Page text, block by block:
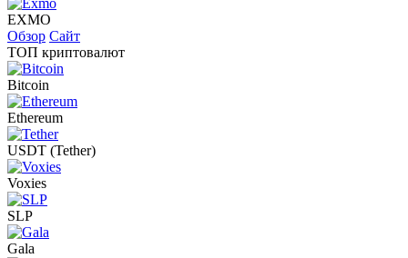
EXMO
Обзор Сайт
ТОП криптовалют
Bitcoin
Ethereum
USDT (Tether)
Voxies
SLP
Gala